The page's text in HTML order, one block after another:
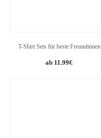
T-Shirt Sets für beste Freundinnen
11.99€